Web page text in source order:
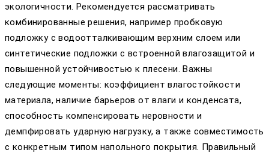
экологичности. Рекомендуется рассматривать
комбинированные решения, например пробковую
подложку с водоотталкивающим верхним слоем или
синтетические подложки с встроенной влагозащитой и
повышенной устойчивостью к плесени. Важны
следующие моменты: коэффициент влагостойкости
материала, наличие барьеров от влаги и конденсата,
способность компенсировать неровности и
демпфировать ударную нагрузку, а также совместимость
с конкретным типом напольного покрытия. Правильный